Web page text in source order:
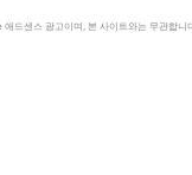
애드센스 광고이며, 본 사이트와는 무관합니